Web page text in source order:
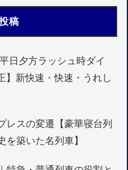
稿
日夕方ラッシュ時ダイ
】新快速・快速・うれし
レスの変遷【豪華寝台列
を築いた名列車】